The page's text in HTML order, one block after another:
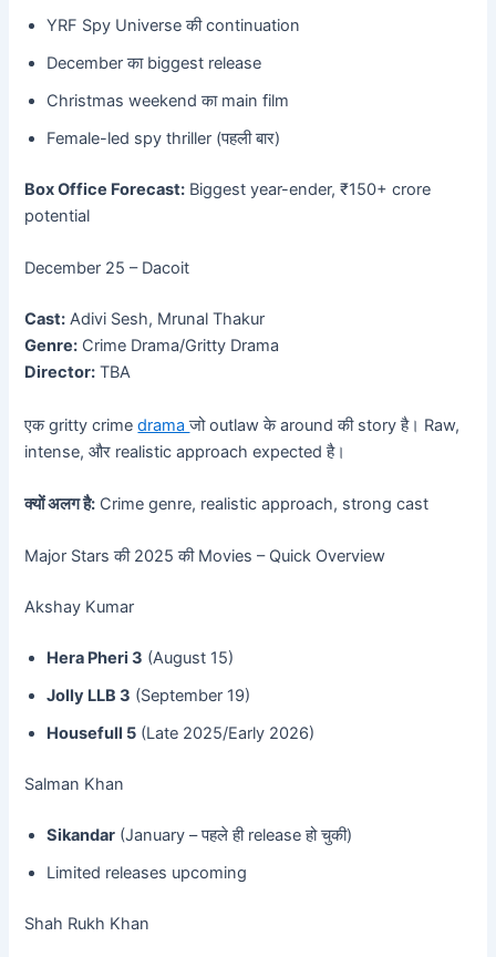
YRF Spy Universe की continuation
December का biggest release
Christmas weekend का main film
Female-led spy thriller (पहली बार)
Box Office Forecast: Biggest year-ender, ₹150+ crore
potential
December 25 – Dacoit
Cast: Adivi Sesh, Mrunal Thakur
Genre: Crime Drama/Gritty Drama
Director: TBA
एक gritty crimedramaजो outlaw के around की story है। Raw,
intense, और realistic approach expected है।
क्यों अलग है: Crime genre, realistic approach, strong cast
Major Stars की 2025 की Movies – Quick Overview
Akshay Kumar
Hera Pheri 3 (August 15)
Jolly LLB 3 (September 19)
Housefull 5 (Late 2025/Early 2026)
Salman Khan
Sikandar (January – पहले ही release हो चुकी)
Limited releases upcoming
Shah Rukh Khan